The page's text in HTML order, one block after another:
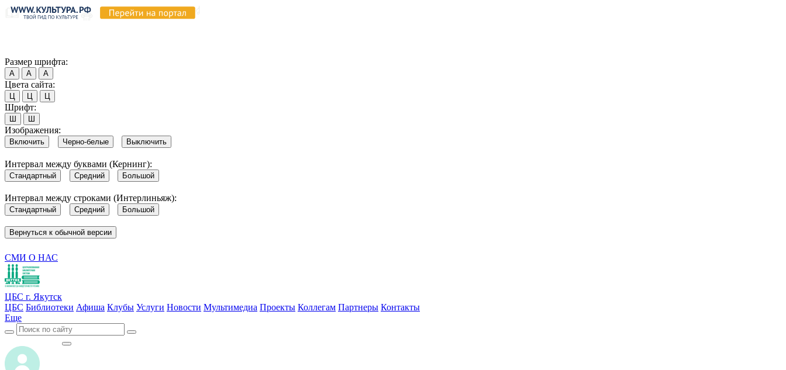
Размер шрифта:
А А А
Цвета сайта:
Ц Ц Ц
Шрифт:
Ш Ш
Изображения:
Включить Черно-белые Выключить
Интервал между буквами (Кернинг):
Стандартный Средний Большой
Интервал между строками (Интерлиньяж):
Стандартный Средний Большой
Вернуться к обычной версии
СМИ О НАС
ЦБС г. Якутск
ЦБС Библиотеки Афиша Клубы Услуги Новости Мультимедиа Проекты Коллегам Партнеры Контакты
Еще